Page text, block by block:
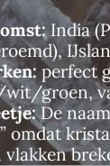
India
perfect
groen,
De
omdat
vlakken